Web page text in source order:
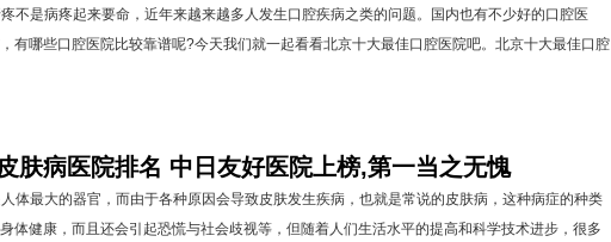
是病疼起来要命，近年来越来越多人发生口腔疾病之类的问题。国内也有不少好的口腔医
有哪些口腔医院比较靠谱呢?今天我们就一起看看北京十大最佳口腔医院吧。北京十大最佳口腔
肤病医院排名 中日友好医院上榜,第一当之无愧
最大的器官，而由于各种原因会导致皮肤发生疾病，也就是常说的皮肤病，这种病症的种类
体健康，而且还会引起恐慌与社会歧视等，但随着人们生活水平的提高和科学技术进步，很多